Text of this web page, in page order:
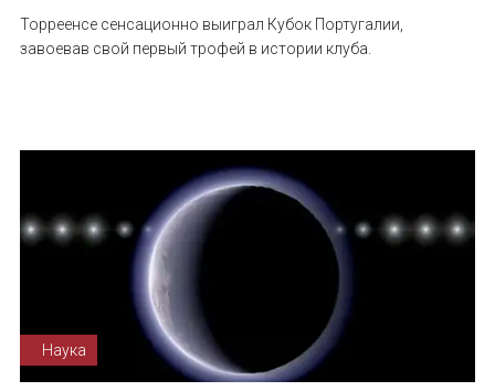
Торреенсе сенсационно выиграл Кубок Португалии,
завоевав свой первый трофей в истории клуба.
Наука